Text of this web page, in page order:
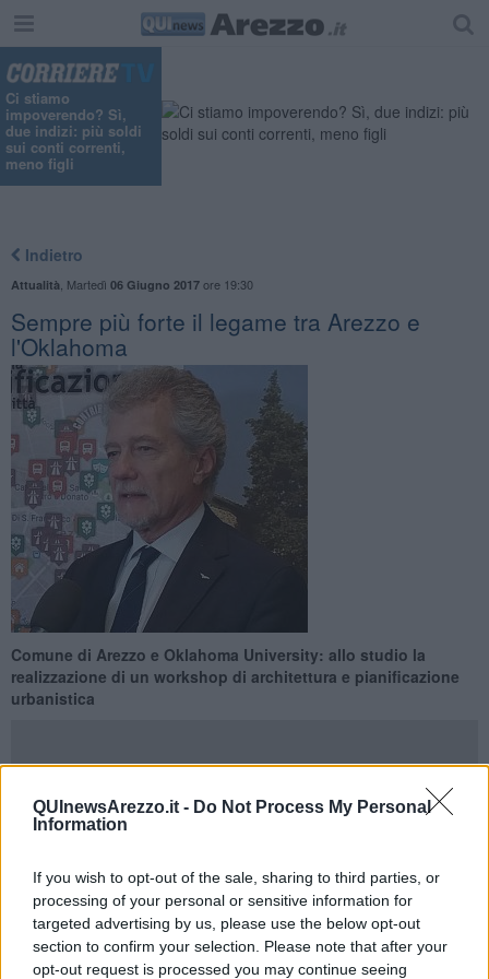
QUInewsArezzo.it - Do Not Process My Personal
Information
If you wish to opt-out of the sale, sharing to third parties, or
processing of your personal or sensitive information for
targeted advertising by us, please use the below opt-out
section to confirm your selection. Please note that after your
opt-out request is processed you may continue seeing
Ci stiamo
impoverendo? Sì,
due indizi: più soldi
sui conti correnti,
meno figli
Indietro
Attualità Martedì 06 Giugno 2017ore 19:30
Sempre più forte il legame tra Arezzo e
l'Oklahoma
Comune di Arezzo e Oklahoma University: allo studio la
realizzazione di un workshop di architettura e pianificazione
urbanistica
AREZZO —“Un’idea interessante che incontra il favore del
commentato l’incontro avuto con il professorShawn Michael
Schaefer,direttoredello Urban Design Studio dell’Università
dell’Oklahoma, in città per verificare la possibilità di realizzare
presso la sede aretina dell’Università americana un workshop per
gli studenti della facoltà di architettura e pianificazione urbanistica